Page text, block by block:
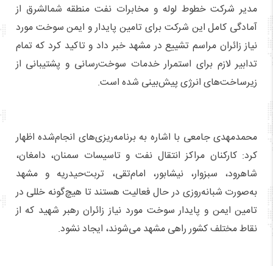
مدیر شرکت خطوط لوله و مخابرات نفت منطقه شمالشرق از
آمادگی کامل این شرکت برای تامین پایدار و ایمن سوخت مورد
نیاز زائران مراسم تشییع در مشهد خبر داد و تاکید کرد که تمام
تدابیر لازم برای استمرار خدمات سوخت‌رسانی و پشتیبانی از
زیرساخت‌های انرژی پیش‌بینی شده است.
محمدمهدی جامعی با اشاره به برنامه‌ریزی‌های انجام‌شده اظهار
کرد: کارکنان مراکز انتقال نفت و تاسیسات سمنان، دامغان،
شاهرود، سبزوار، نیشابور، امام‌تقی، تربت‌حیدریه و مشهد
به‌صورت شبانه‌روزی در حال فعالیت هستند تا هیچ‌گونه خللی در
تامین ایمن و پایدار سوخت مورد نیاز زائران رهبر شهید که از
نقاط مختلف کشور راهی مشهد می‌شوند، ایجاد نشود.